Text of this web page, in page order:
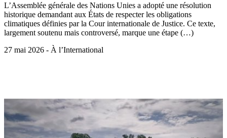
L’Assemblée générale des Nations Unies a adopté une résolution
historique demandant aux États de respecter les obligations
climatiques définies par la Cour internationale de Justice. Ce texte,
largement soutenu mais controversé, marque une étape (…)
27 mai 2026 - À l’International